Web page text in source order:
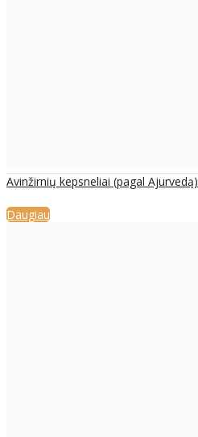
Avinžirnių kepsneliai (pagal Ajurvedą)
Daugiau